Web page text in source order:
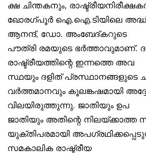
ക്ഷ ചിന്തകനും,
ഖോരഗ്പൂർ ഐ.ഐ.ടിയിലെ
ആനന്ദ്, ഡോ. അംബേദ്കറുടെ
പൗത്രി രമയുടെ ഭർത്താവുമാണ്.
രാഷ്ട്രീയത്തിന്റെ ഇന്നത്തെ അവ
സ്ഥയും ദളിത് പ്രസ്ഥാനങ്ങളുടെ
വർത്തമാനവും കൂലങ്കഷമായി
വിലയിരുത്തുന്നു. ജാതിയും ഉപ
ജാതിയും അതിന്റെ
യുക്തിപരമായി
സമകാലിക രാഷ്ട്രീയ